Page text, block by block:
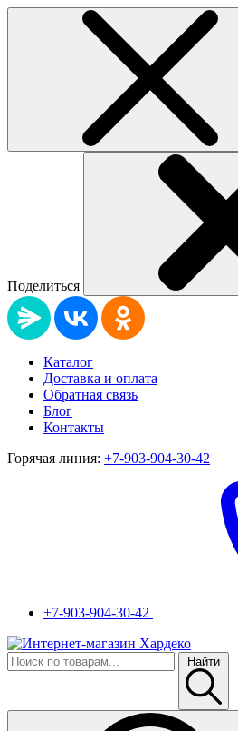
Поделиться
Каталог
Доставка и оплата
Обратная связь
Блог
Контакты
Горячая линия: +7-903-904-30-42
+7-903-904-30-42
Найти